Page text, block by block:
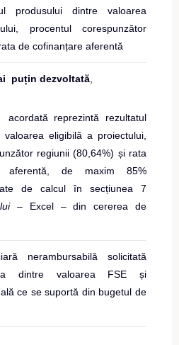
produsului dintre valoarea
procentul corespunzător
de cofinanțare aferentă
puțin dezvoltată,
reprezintă rezultatul
valoarea eligibilă a proiectului,
regiunii (80,64%) și rata
aferentă, de maxim 85%
de calcul în secțiunea 7
– Excel – din cererea de
nerambursabilă solicitată
dintre valoarea FSE și
ce se suportă din bugetul de